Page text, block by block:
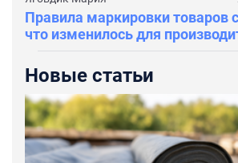
Правила маркировки товаров
что изменилось для
Новые статьи